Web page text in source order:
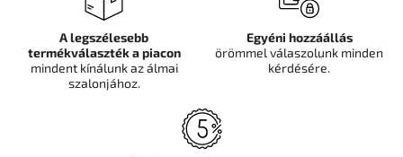
A legszélesebb
termékválaszték a piacon
mindent kínálunk az álmai
szalonjához.
Egyéni hozzáállás
örömmel válaszolunk minden
kérdésére.